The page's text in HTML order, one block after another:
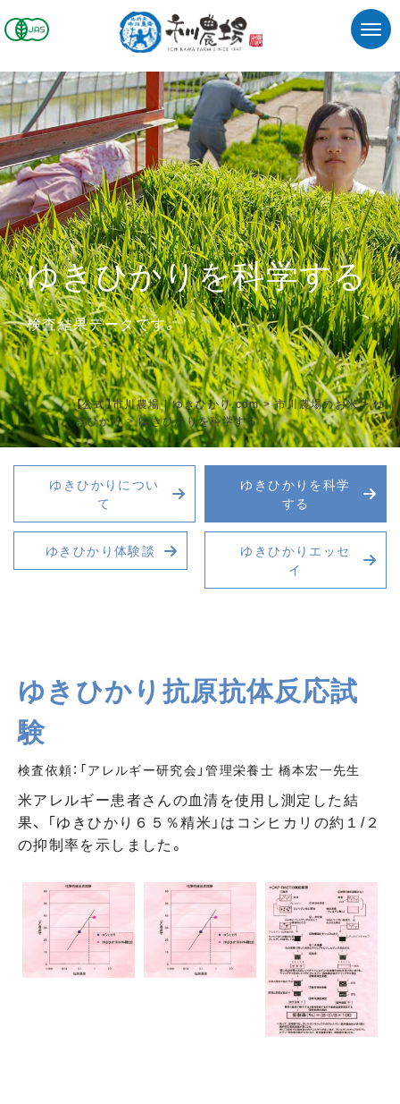
ゆきひかりを科学する
検査結果データです。
【公式】市川農場 | ゆきひかり.com>市川農場のお米>ゆ
きひかり>ゆきひかりを科学する
ゆきひかりについ
て
ゆきひかりを科学
する
ゆきひかり体験談
ゆきひかりエッセ
イ
ゆきひかり抗原抗体反応試
験
検査依頼：「アレルギー研究会」管理栄養士 橋本宏一先生
米アレルギー患者さんの血清を使用し測定した結
果、 「ゆきひかり６５％精米」はコシヒカリの約１/２
の抑制率を示しました。